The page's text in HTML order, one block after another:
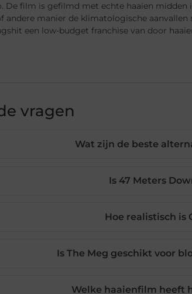
De film is gefilmd met echte haaien midden
andere manier de klimatologische
een low-budget franchise van door
vragen
Wat zijn de beste
Is 47 Meters
Hoe realistisch is
Is The Meg geschikt voor
Welke haaienfilm heeft